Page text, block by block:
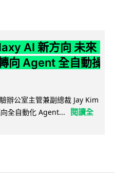
AI 新方向 未來
向 Agent 全自動操
辦公室主管兼副總裁 Jay Kim
全自動化 Agent...
閱讀全